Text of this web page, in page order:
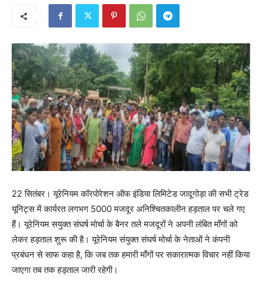
22 सितंबर। यूरेनियम कॉरपोरेशन ऑफ इंडिया लिमिटेड जादूगोड़ा की सभी ट्रेड
यूनिट्स में कार्यरत लगभग 5000 मजदूर अनिश्चितकालीन हड़ताल पर चले गए
हैं। यूरेनियम सयुक्त संघर्ष मोर्चा के बैनर तले मजदूरों ने अपनी लंबित माँगों को
लेकर हड़ताल शुरू की है। यूरेनियम संयुक्त संघर्ष मोर्चा के नेताओं ने कंपनी
प्रबंधन से साफ कहा है, कि जब तक हमारी माँगों पर सकारात्मक विचार नहीं किया
जाएगा तब तक हड़ताल जारी रहेगी।